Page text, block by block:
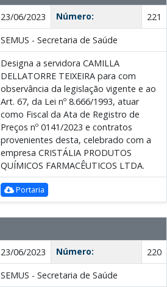
23/06/2023 Número:
221
SEMUS - Secretaria de Saúde
Designa a servidora CAMILLA
DELLATORRE TEIXEIRA para com
observância da legislação vigente e ao
Art. 67, da Lei nº 8.666/1993, atuar
como Fiscal da Ata de Registro de
Preços nº 0141/2023 e contratos
provenientes desta, celebrado com a
empresa CRISTÁLIA PRODUTOS
QUÍMICOS FARMACÊUTICOS LTDA.
Portaria
23/06/2023 Número:
220
SEMUS - Secretaria de Saúde